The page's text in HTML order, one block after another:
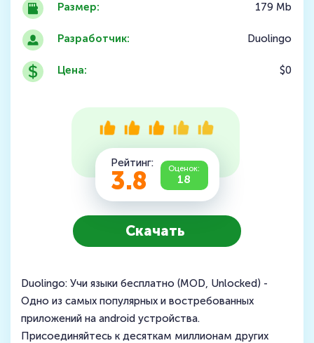
Размер:
Разработчик:
Цена:
179 Mb
Duolingo
$0
Рейтинг:
3.8 Оценок:
18
Скачать
Duolingo: Учи языки бесплатно (MOD, Unlocked) -
Одно из самых популярных и востребованных
приложений на android устройства.
Присоединяйтесь к десяткам миллионам других